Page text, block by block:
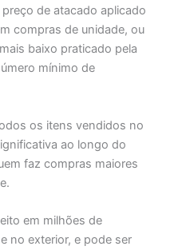
de atacado aplicado
compras de unidade, ou
baixo praticado pela
mínimo de
os itens vendidos no
ao longo do
faz compras maiores
em milhões de
no exterior, e pode ser